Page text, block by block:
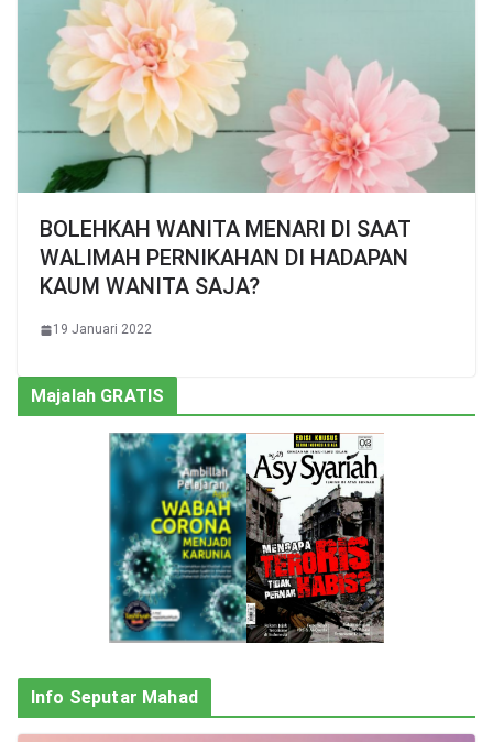
BOLEHKAH WANITA MENARI DI SAAT
WALIMAH PERNIKAHAN DI HADAPAN
KAUM WANITA SAJA?
19 Januari 2022
Majalah GRATIS
Info Seputar Mahad